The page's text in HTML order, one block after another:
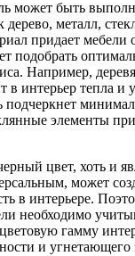
может быть
дерево, металл,
придает мебели
подобрать
Например,
в интерьер тепла и
подчеркнет
элементы
цвет, хоть и
может
в интерьере.
необходимо
гамму
и угнетающего